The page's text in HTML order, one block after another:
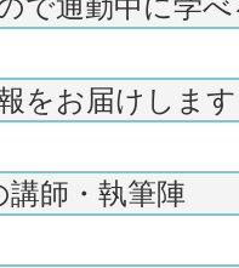
をお届けします
師・執筆陣